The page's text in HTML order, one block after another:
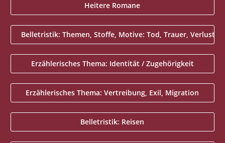
Heitere Romane
Belletristik: Themen, Stoffe, Motive: Tod, Trauer, Verlust
Erzählerisches Thema: Identität / Zugehörigkeit
Erzählerisches Thema: Vertreibung, Exil, Migration
Belletristik: Reisen